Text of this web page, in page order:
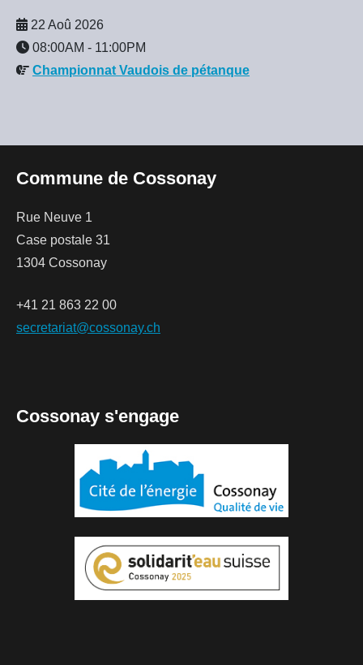
22 Aoû 2026
08:00AM - 11:00PM
Championnat Vaudois de pétanque
Commune de Cossonay
Rue Neuve 1
Case postale 31
1304 Cossonay
+41 21 863 22 00
secretariat@cossonay.ch
Cossonay s'engage